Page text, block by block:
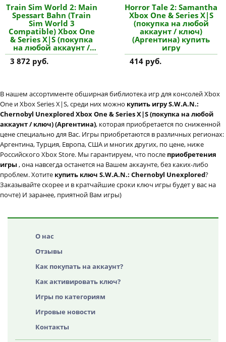
Train Sim World 2: Main
Spessart Bahn (Train
Sim World 3
Compatible) Xbox One
& Series X|S (покупка
на любой аккаунт /
ключ) (США) купить
дополнение
3 872 руб.
Horror Tale 2: Samantha
Xbox One & Series X|S
(покупка на любой
аккаунт / ключ)
(Аргентина) купить
игру
414 руб.
В нашем ассортименте обширная библиотека игр для консолей Xbox
One и Xbox Series X|S, среди них можно купить игру S.W.A.N.:
Chernobyl Unexplored Xbox One & Series X|S (покупка на любой
аккаунт / ключ) (Аргентина), которая приобретается по сниженной
цене специально для Вас. Игры приобретаются в различных регионах:
Аргентина, Турция, Европа, США и многих других, по цене, ниже
Российского Xbox Store. Мы гарантируем, что после приобретения
игры , она навсегда останется на Вашем аккаунте, без каких-либо
проблем. Хотите купить ключ S.W.A.N.: Chernobyl Unexplored?
Заказывайте скорее и в кратчайшие сроки ключ игры будет у вас на
почте) И заранее, приятной Вам игры)
О нас
Отзывы
Как покупать на аккаунт?
Как активировать ключ?
Игры по категориям
Игровые новости
Контакты